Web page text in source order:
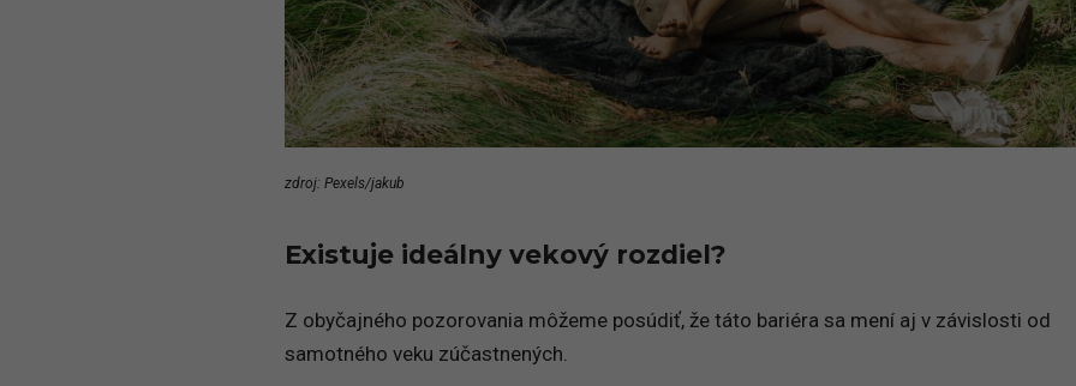
zdroj: Pexels/jakub
Existuje ideálny vekový rozdiel?
Z obyčajného pozorovania môžeme posúdiť, že táto bariéra sa mení aj v závislosti od
samotného veku zúčastnených.